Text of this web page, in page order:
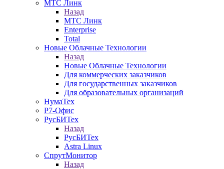
МТС Линк
Назад
МТС Линк
Enterprise
Total
Новые Облачные Технологии
Назад
Новые Облачные Технологии
Для коммерческих заказчиков
Для государственных заказчиков
Для образовательных организаций
НумаТех
Р7-Офис
РусБИТех
Назад
РусБИТех
Astra Linux
СпрутМонитор
Назад